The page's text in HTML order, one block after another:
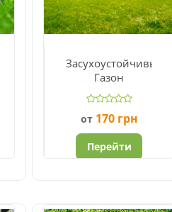
Засухоустойчивый
Газон
от 170 грн
Перейти